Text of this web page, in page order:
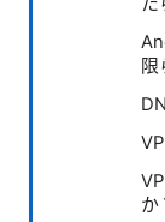
限
か